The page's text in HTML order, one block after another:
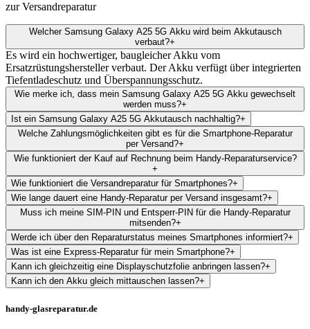
zur Versandreparatur
Welcher Samsung Galaxy A25 5G Akku wird beim Akkutausch
verbaut?+
Es wird ein hochwertiger, baugleicher Akku vom
Ersatzrüstungshersteller verbaut. Der Akku verfügt über integrierten
Tiefentladeschutz und Überspannungsschutz.
Wie merke ich, dass mein Samsung Galaxy A25 5G Akku gewechselt
werden muss?+
Ist ein Samsung Galaxy A25 5G Akkutausch nachhaltig?+
Welche Zahlungsmöglichkeiten gibt es für die Smartphone-Reparatur
per Versand?+
Wie funktioniert der Kauf auf Rechnung beim Handy-Reparaturservice?
+
Wie funktioniert die Versandreparatur für Smartphones?+
Wie lange dauert eine Handy-Reparatur per Versand insgesamt?+
Muss ich meine SIM-PIN und Entsperr-PIN für die Handy-Reparatur
mitsenden?+
Werde ich über den Reparaturstatus meines Smartphones informiert?+
Was ist eine Express-Reparatur für mein Smartphone?+
Kann ich gleichzeitig eine Displayschutzfolie anbringen lassen?+
Kann ich den Akku gleich mittauschen lassen?+
handy-glasreparatur.de